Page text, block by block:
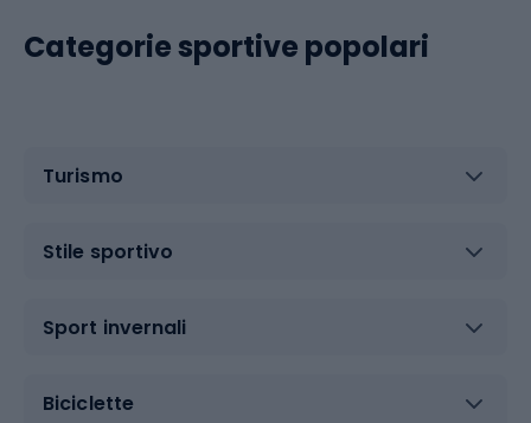
Categorie sportive popolari
Turismo
Stile sportivo
Sport invernali
Biciclette